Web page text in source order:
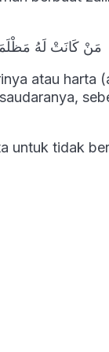
مَنْ كَانَتْ لَهُ
atau harta
untuk tidak